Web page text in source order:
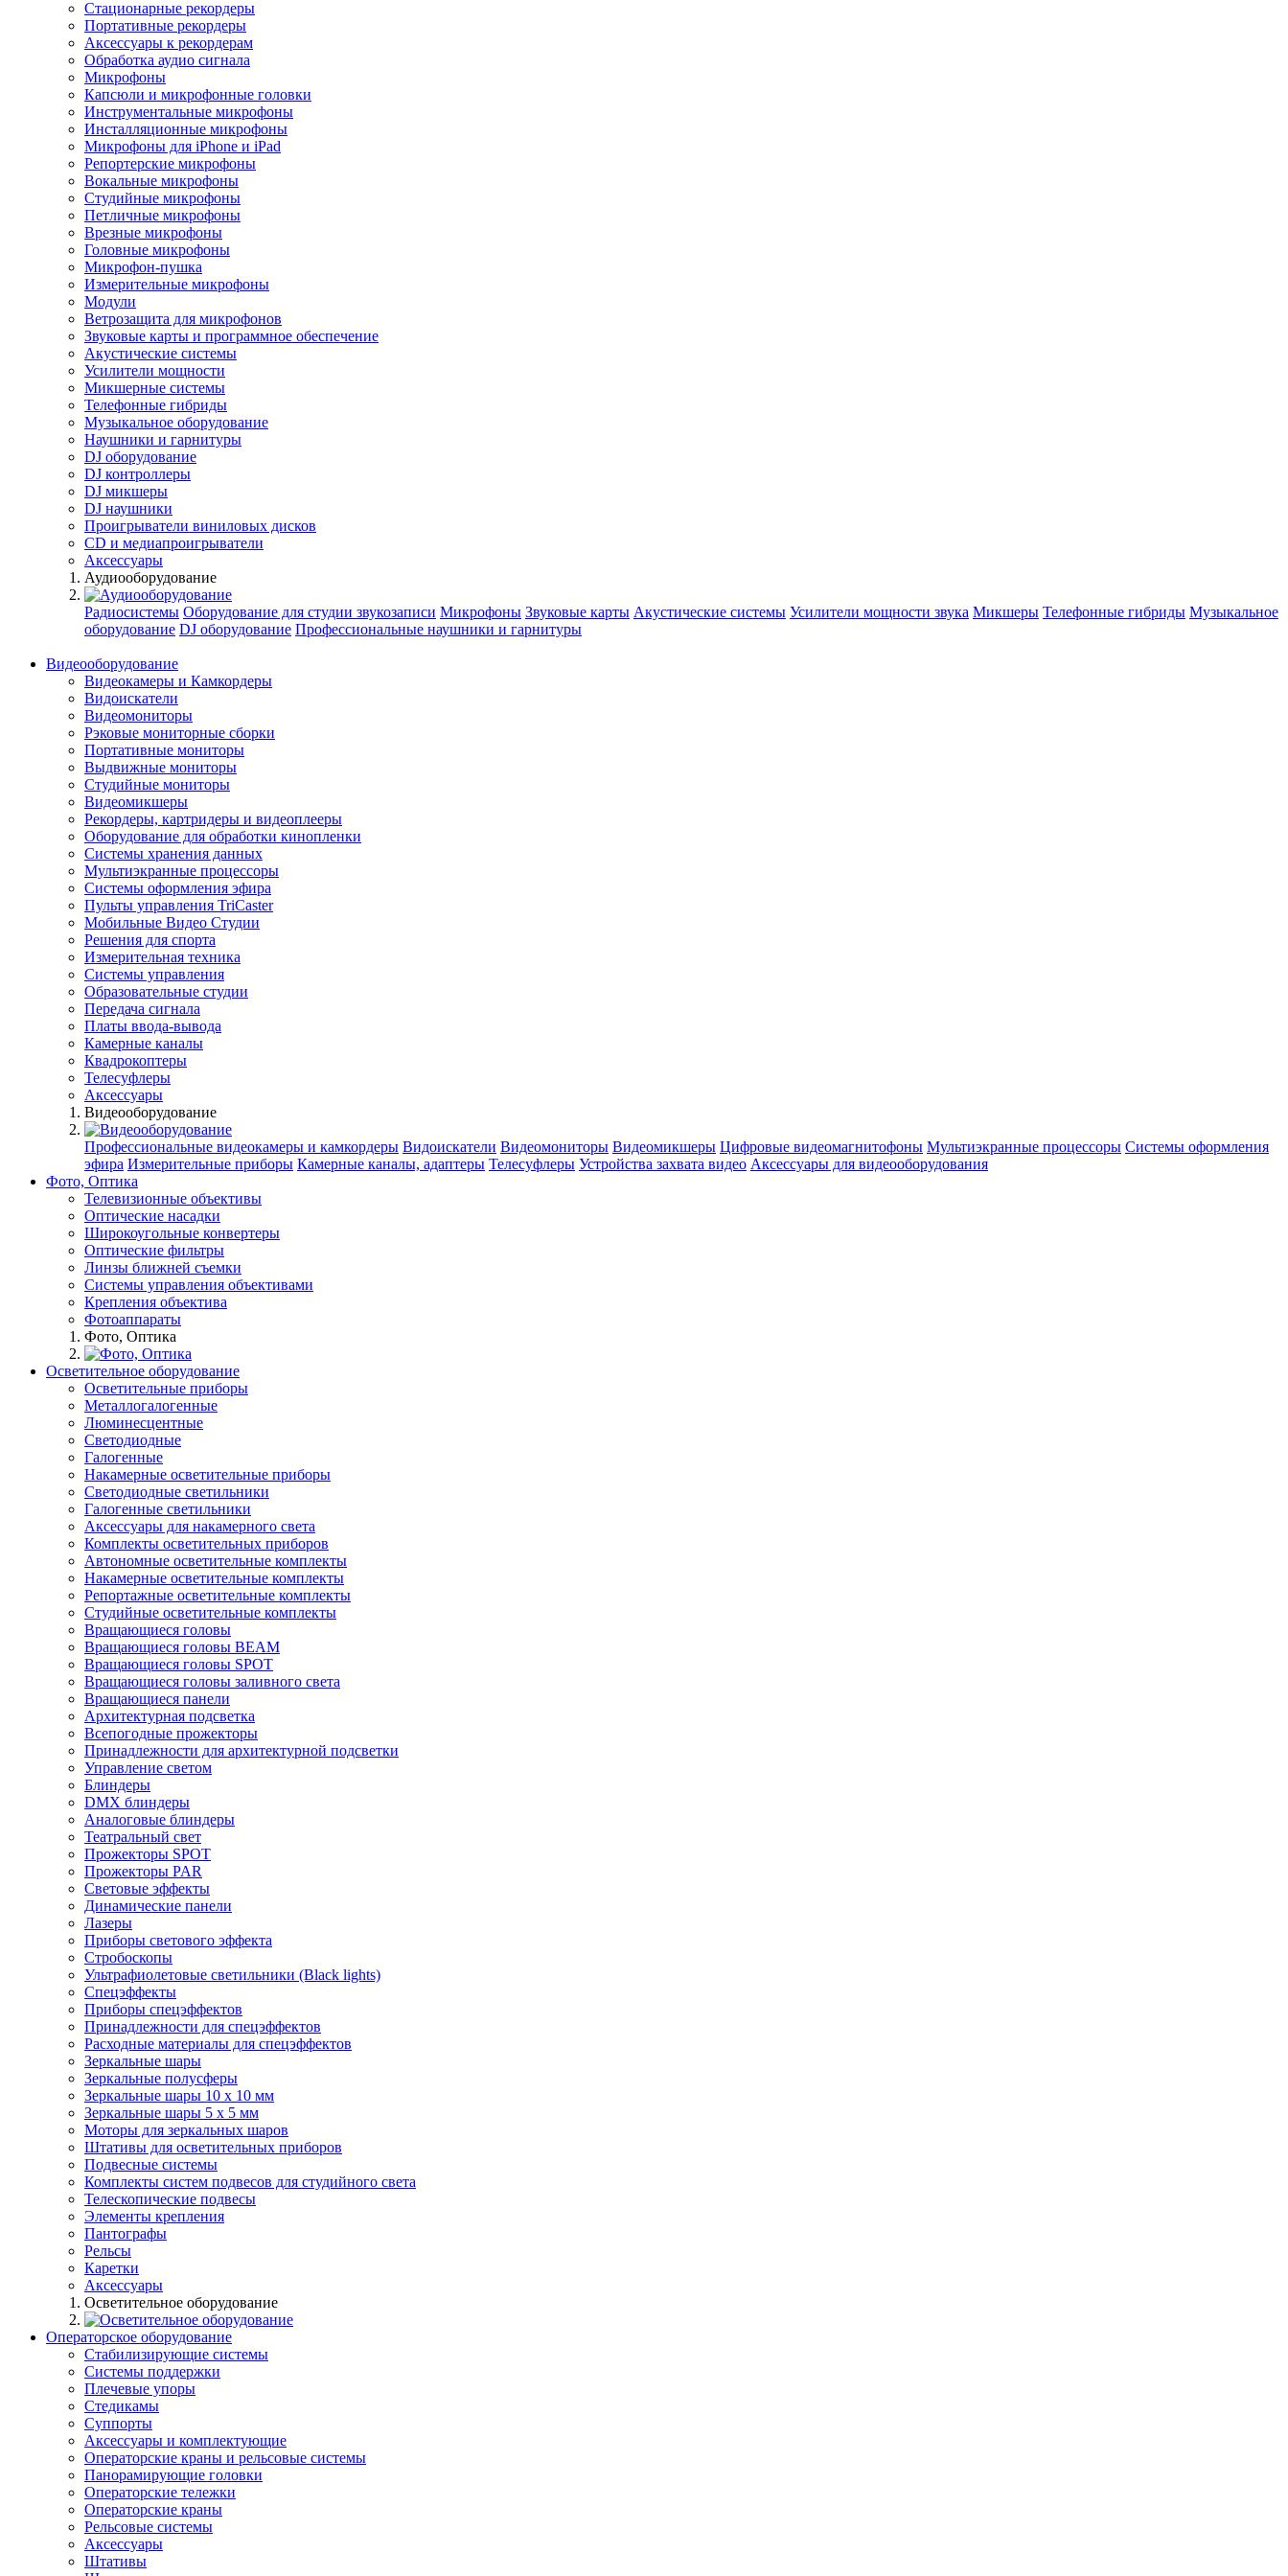
Стационарные рекордеры
Портативные рекордеры
Аксессуары к рекордерам
Обработка аудио сигнала
Микрофоны
Капсюли и микрофонные головки
Инструментальные микрофоны
Инсталляционные микрофоны
Микрофоны для iPhone и iPad
Репортерские микрофоны
Вокальные микрофоны
Студийные микрофоны
Петличные микрофоны
Врезные микрофоны
Головные микрофоны
Микрофон-пушка
Измерительные микрофоны
Модули
Ветрозащита для микрофонов
Звуковые карты и программное обеспечение
Акустические системы
Усилители мощности
Микшерные системы
Телефонные гибриды
Музыкальное оборудование
Наушники и гарнитуры
DJ оборудование
DJ контроллеры
DJ микшеры
DJ наушники
Проигрыватели виниловых дисков
СD и медиапроигрыватели
Аксессуары
Аудиооборудование
Радиосистемы Оборудование для студии звукозаписи Микрофоны Звуковые карты Акустические системы Усилители мощности звука Микшеры Телефонные гибриды Музыкальное
оборудование DJ оборудование Профессиональные наушники и гарнитуры
Видеооборудование
Видеокамеры и Камкордеры
Видоискатели
Видеомониторы
Рэковые мониторные сборки
Портативные мониторы
Выдвижные мониторы
Студийные мониторы
Видеомикшеры
Рекордеры, картридеры и видеоплееры
Оборудование для обработки кинопленки
Системы хранения данных
Мультиэкранные процессоры
Системы оформления эфира
Пульты управления TriCaster
Мобильные Видео Студии
Решения для спорта
Измерительная техника
Системы управления
Образовательные студии
Передача сигнала
Платы ввода-вывода
Камерные каналы
Квадрокоптеры
Телесуфлеры
Аксессуары
Видеооборудование
Профессиональные видеокамеры и камкордеры Видоискатели Видеомониторы Видеомикшеры Цифровые видеомагнитофоны Мультиэкранные процессоры Системы оформления
эфира Измерительные приборы Камерные каналы, адаптеры Телесуфлеры Устройства захвата видео Аксессуары для видеооборудования
Фото, Оптика
Телевизионные объективы
Оптические насадки
Широкоугольные конвертеры
Оптические фильтры
Линзы ближней съемки
Системы управления объективами
Крепления объектива
Фотоаппараты
Фото, Оптика
Осветительное оборудование
Осветительные приборы
Металлогалогенные
Люминесцентные
Светодиодные
Галогенные
Накамерные осветительные приборы
Светодиодные светильники
Галогенные светильники
Аксессуары для накамерного света
Комплекты осветительных приборов
Автономные осветительные комплекты
Накамерные осветительные комплекты
Репортажные осветительные комплекты
Студийные осветительные комплекты
Вращающиеся головы
Вращающиеся головы BEAM
Вращающиеся головы SPOT
Вращающиеся головы заливного света
Вращающиеся панели
Архитектурная подсветка
Всепогодные прожекторы
Принадлежности для архитектурной подсветки
Управление светом
Блиндеры
DMX блиндеры
Аналоговые блиндеры
Театральный свет
Прожекторы SPOT
Прожекторы PAR
Световые эффекты
Динамические панели
Лазеры
Приборы светового эффекта
Стробоскопы
Ультрафиолетовые светильники (Black lights)
Спецэффекты
Приборы спецэффектов
Принадлежности для спецэффектов
Расходные материалы для спецэффектов
Зеркальные шары
Зеркальные полусферы
Зеркальные шары 10 х 10 мм
Зеркальные шары 5 х 5 мм
Моторы для зеркальных шаров
Штативы для осветительных приборов
Подвесные системы
Комплекты систем подвесов для студийного света
Телескопические подвесы
Элементы крепления
Пантографы
Рельсы
Каретки
Аксессуары
Осветительное оборудование
Операторское оборудование
Стабилизирующие системы
Системы поддержки
Плечевые упоры
Стедикамы
Суппорты
Аксессуары и комплектующие
Операторские краны и рельсовые системы
Панорамирующие головки
Операторские тележки
Операторские краны
Рельсовые системы
Аксессуары
Штативы